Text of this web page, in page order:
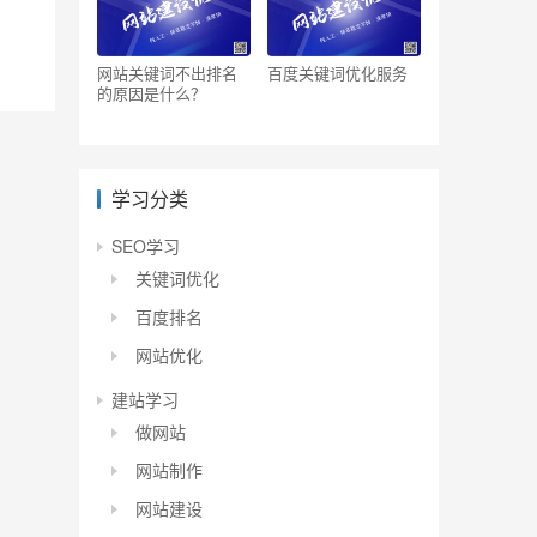
网站关键词不出排名
的原因是什么？
百度关键词优化服务
学习分类
SEO学习
关键词优化
百度排名
网站优化
建站学习
做网站
网站制作
网站建设